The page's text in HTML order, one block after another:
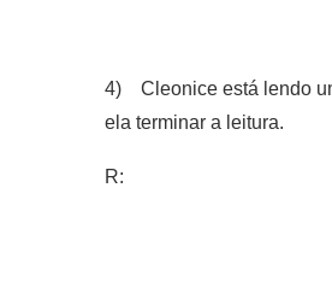
4) Cleonice está lendo
ela terminar a leitura.
R: